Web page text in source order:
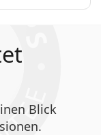
Blick